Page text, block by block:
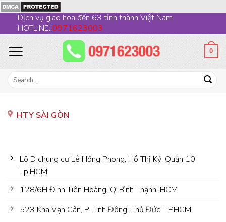
to
content
Dịch vụ giao hoa đến 63 tỉnh thành Việt Nam.
HOTLINE: 0971623003
0
Search
HTY SÀI GÒN
Lô D chung cư Lê Hồng Phong, Hồ Thị Kỷ, Quận 10,
Tp.HCM
128/6H Đinh Tiên Hoàng, Q. Bình Thạnh, HCM
523 Kha Vạn Cân, P. Linh Đông, Thủ Đức, TPHCM